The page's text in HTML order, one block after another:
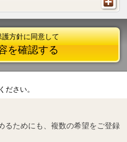
護方針に同意して
を確認する
ださい。
るためにも、複数の希望をご登録